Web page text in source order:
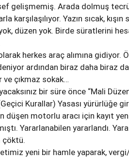
gelişmemiş. Arada dolmuş
karşılaşılıyor. Yazın sıcak,
düzen yok. Birde süratlerini
herkes araç alımına gidiyor.
ardından biraz daha biraz
ve çıkmaz sokak…
bir süre önce “Mali
Kurallar) Yasası yürürlüğe
düşen motorlu aracı için kayıt
Yararlanabilen yararlandı.
çöktü.
yeni bir hamle yaparak,